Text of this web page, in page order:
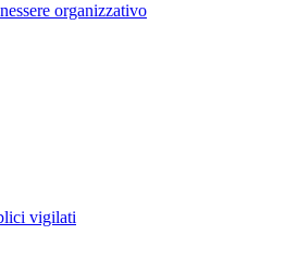
organizzativo
vigilati